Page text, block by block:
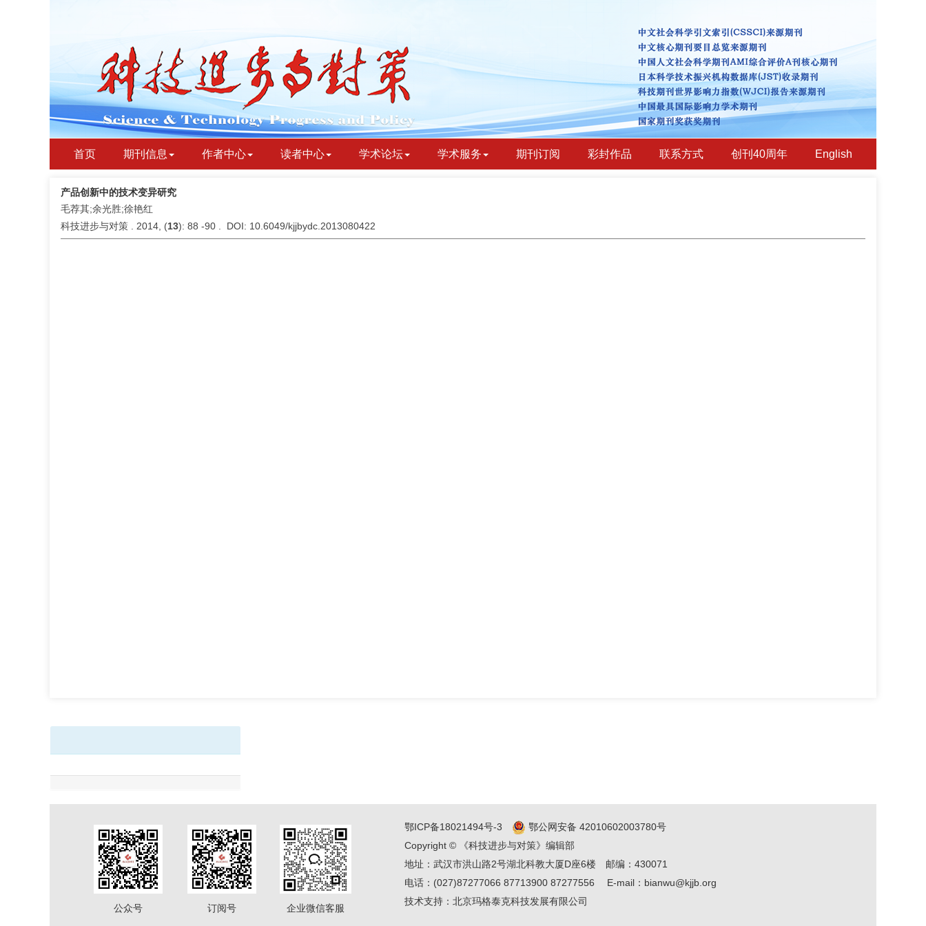
首页 期刊信息 作者中心 读者中心 学术论坛 学术服务 期刊订阅 彩封作品 联系方式 创刊40周年 English
产品创新中的技术变异研究
毛荐其;余光胜;徐艳红
科技进步与对策 . 2014, (13): 88 -90 . DOI: 10.6049/kjjbydc.2013080422
公众号 订阅号 企业微信客服
鄂ICP备18021494号-3
鄂公网安备 42010602003780号
Copyright © 《科技进步与对策》编辑部
地址：武汉市洪山路2号湖北科教大厦D座6楼 邮编：430071
电话：(027)87277066 87713900 87277556
E-mail：bianwu@kjjb.org
技术支持： 北京玛格泰克科技发展有限公司